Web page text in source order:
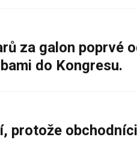
za galon
do Kongresu.
protože